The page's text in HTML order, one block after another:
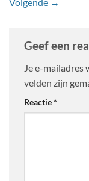
Geef een
Je e-mailadres
velden zijn
Reactie*